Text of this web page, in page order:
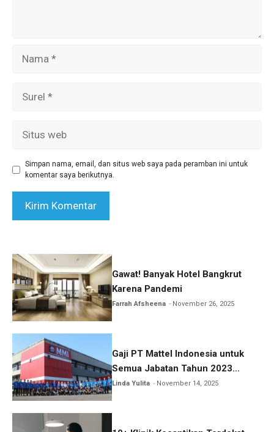
Simpan nama, email, dan situs web saya pada peramban ini untuk
komentar saya berikutnya.
Gawat! Banyak Hotel Bangkrut
Karena Pandemi
Farrah Afsheena November 26, 2025
Gaji PT Mattel Indonesia untuk
Semua Jabatan Tahun 2023
Lengkap!
Linda Yulita November 14, 2025